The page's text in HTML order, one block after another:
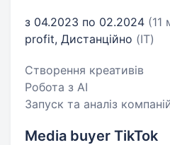
з 04.2023 по 02.2024 (11
profit, Дистанційно (IT)
Створення креативів
Робота з AI
Запуск та аналіз
Media buyer TikTok